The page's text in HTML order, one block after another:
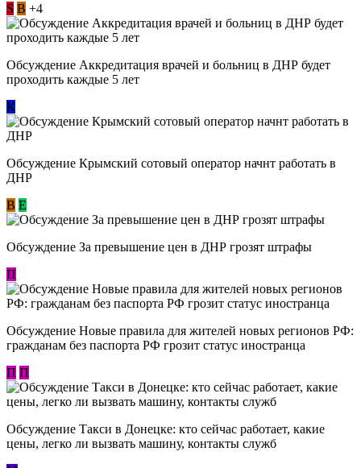
S В +4
Обсуждение Аккредитация врачей и больниц в ДНР будет
проходить каждые 5 лет
К
Обсуждение Крымский сотовый оператор начнт работать в
ДНР
В E
Обсуждение За превышение цен в ДНР грозят штрафы
П
Обсуждение Новые правила для жителей новых регионов РФ:
гражданам без паспорта РФ грозит статус иностранца
П П
Обсуждение ​Такси в Донецке: кто сейчас работает, какие
цены, легко ли вызвать машину, контакты служб